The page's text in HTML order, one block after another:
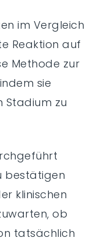
im Vergleich
Reaktion auf
Methode zur
sie
Stadium zu
bestätigen
klinischen
ob
tatsächlich